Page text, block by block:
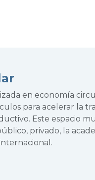
en economía
para acelerar la
Este espacio
privado, la